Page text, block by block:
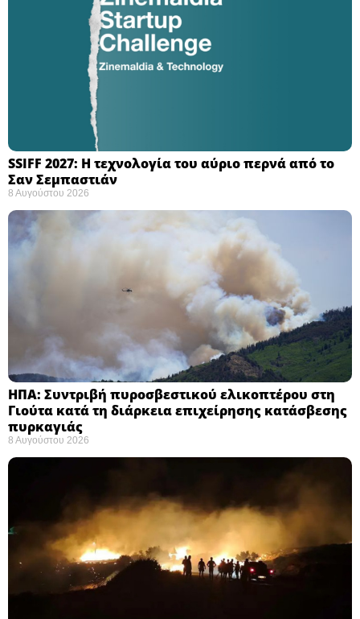
SSIFF 2027: Η τεχνολογία του αύριο περνά από το
Σαν Σεμπαστιάν ​
8 Αυγούστου 2026
ΗΠΑ: Συντριβή πυροσβεστικού ελικοπτέρου στη
Γιούτα κατά τη διάρκεια επιχείρησης κατάσβεσης
πυρκαγιάς ​
8 Αυγούστου 2026